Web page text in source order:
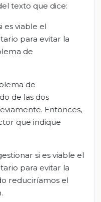
texto que dice:
es viable el
para evitar la
de
de
de las dos
Entonces,
que indique
si es viable el
para evitar la
reduciríamos el